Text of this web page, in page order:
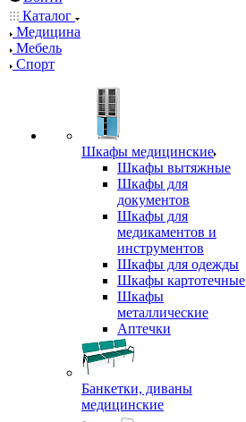
Каталог
Медицина
Мебель
Спорт
Шкафы медицинские
Шкафы вытяжные
Шкафы для
документов
Шкафы для
медикаментов и
инструментов
Шкафы для одежды
Шкафы картотечные
Шкафы
металлические
Аптечки
Банкетки, диваны
медицинские